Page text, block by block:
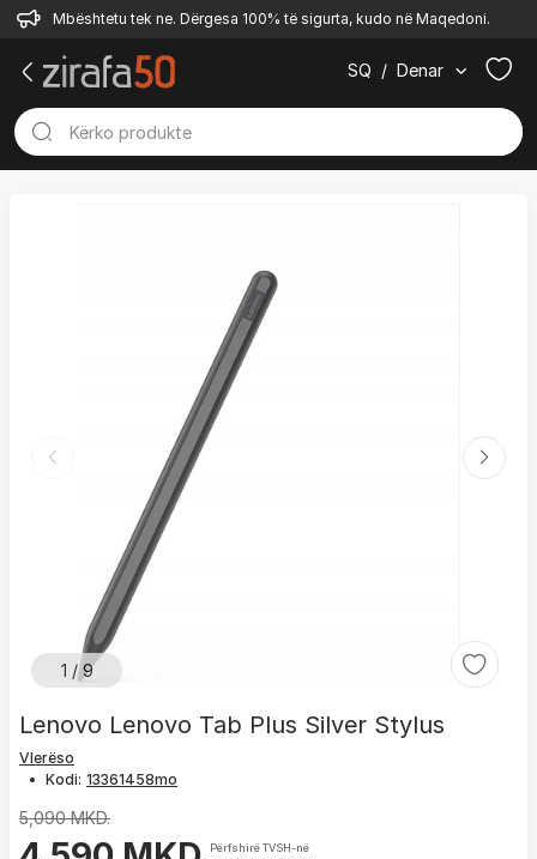
Mbështetu tek ne. Dërgesa 100% të sigurta, kudo në Maqedoni.
SQ / Denar
1 / 9
Lenovo Lenovo Tab Plus Silver Stylus
Vlerëso
• Kodi:
5,090 MKD.
Përfshirë TVSH-në